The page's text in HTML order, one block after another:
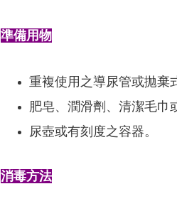
準備用物
重複使用之導尿管或拋棄
肥皂、潤滑劑、清潔毛巾
尿壺或有刻度之容器。
消毒方法